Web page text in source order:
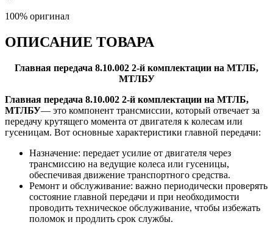
100% оригинал
ОПИСАНИЕ ТОВАРА
Главная передача 8.10.002 2-й комплектации на МТЛБ,
МТЛБУ
Главная передача 8.10.002 2-й комплектации на МТЛБ,
МТЛБУ— это компонент трансмиссии, который отвечает за
передачу крутящего момента от двигателя к колесам или
гусеницам. Вот основные характеристики главной передачи:
Назначение: передает усилие от двигателя через
трансмиссию на ведущие колеса или гусеницы,
обеспечивая движение транспортного средства.
Ремонт и обслуживание: важно периодически проверять
состояние главной передачи и при необходимости
проводить техническое обслуживание, чтобы избежать
поломок и продлить срок службы.